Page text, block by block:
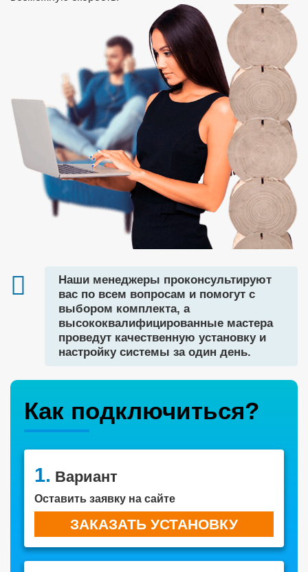
Наши менеджеры проконсультируют
вас по всем вопросам и помогут с
выбором комплекта, а
высококвалифицированные мастера
проведут качественную установку и
настройку системы за один день.
Как подключиться?
1. Вариант
Оставить заявку на сайте
ЗАКАЗАТЬ УСТАНОВКУ